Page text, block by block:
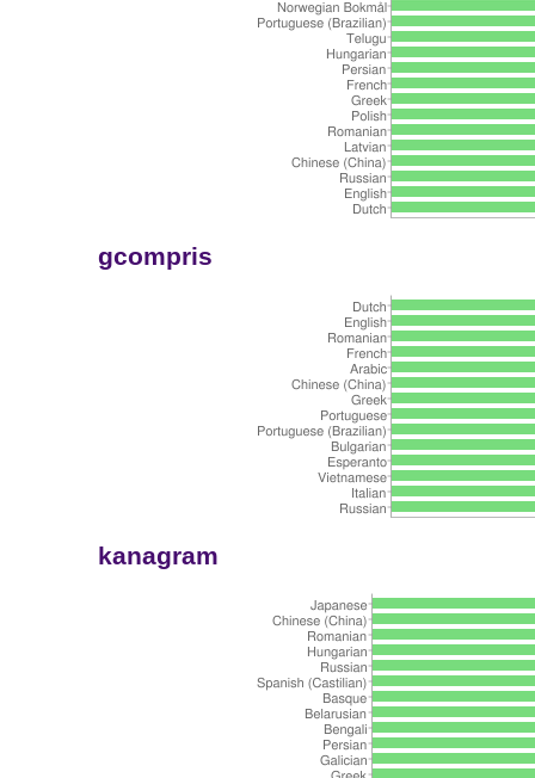
gcompris
kanagram